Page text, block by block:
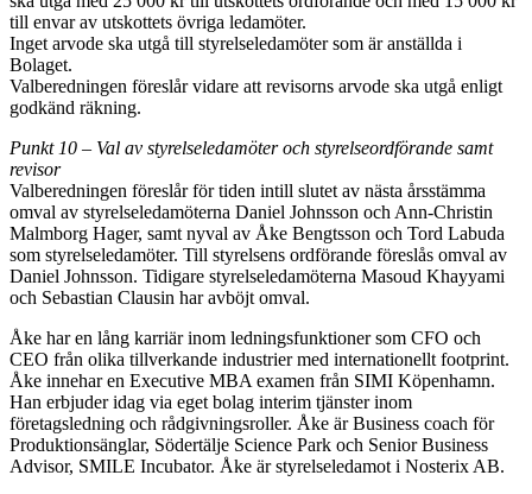
till envar av utskottets övriga ledamöter.
Inget arvode ska utgå till styrelseledamöter som är anställda i
Bolaget.
Valberedningen föreslår vidare att revisorns arvode ska utgå enligt
godkänd räkning.
Punkt 10 – Val av styrelseledamöter och styrelseordförande samt
revisor
Valberedningen föreslår för tiden intill slutet av nästa årsstämma
omval av styrelseledamöterna Daniel Johnsson och Ann-Christin
Malmborg Hager, samt nyval av Åke Bengtsson och Tord Labuda
som styrelseledamöter. Till styrelsens ordförande föreslås omval av
Daniel Johnsson. Tidigare styrelseledamöterna Masoud Khayyami
och Sebastian Clausin har avböjt omval.
Åke har en lång karriär inom ledningsfunktioner som CFO och
CEO från olika tillverkande industrier med internationellt footprint.
Åke innehar en Executive MBA examen från SIMI Köpenhamn.
Han erbjuder idag via eget bolag interim tjänster inom
företagsledning och rådgivningsroller. Åke är Business coach för
Produktionsänglar, Södertälje Science Park och Senior Business
Advisor, SMILE Incubator. Åke är styrelseledamot i Nosterix AB.